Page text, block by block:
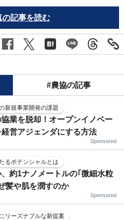
の記事を読む
#農協の記事
新規事業開発の課題
業を脱却！オープンイノベー
営アジェンダにする方法
Sponsored
るポテンシャルとは
約1ナノメートルの｢微細水粒
髪や肌を潤すのか
Sponsored
リーズナブルな新提案